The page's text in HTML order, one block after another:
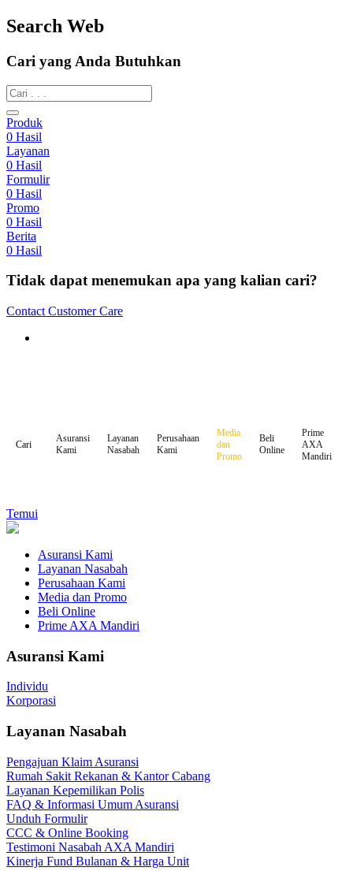
Search Web
Cari yang Anda Butuhkan
Produk
0 Hasil
Layanan
0 Hasil
Formulir
0 Hasil
Promo
0 Hasil
Berita
0 Hasil
Tidak dapat menemukan apa yang kalian cari?
Contact Customer Care
Cari
Asuransi
Kami
Layanan
Nasabah
Perusahaan
Kami
Media
dan
Promo
Beli
Online
Prime
AXA
Mandiri
Temui
Asuransi Kami
Layanan Nasabah
Perusahaan Kami
Media dan Promo
Beli Online
Prime AXA Mandiri
Asuransi Kami
Individu
Korporasi
Layanan Nasabah
Pengajuan Klaim Asuransi
Rumah Sakit Rekanan & Kantor Cabang
Layanan Kepemilikan Polis
FAQ & Informasi Umum Asuransi
Unduh Formulir
CCC & Online Booking
Testimoni Nasabah AXA Mandiri
Kinerja Fund Bulanan & Harga Unit